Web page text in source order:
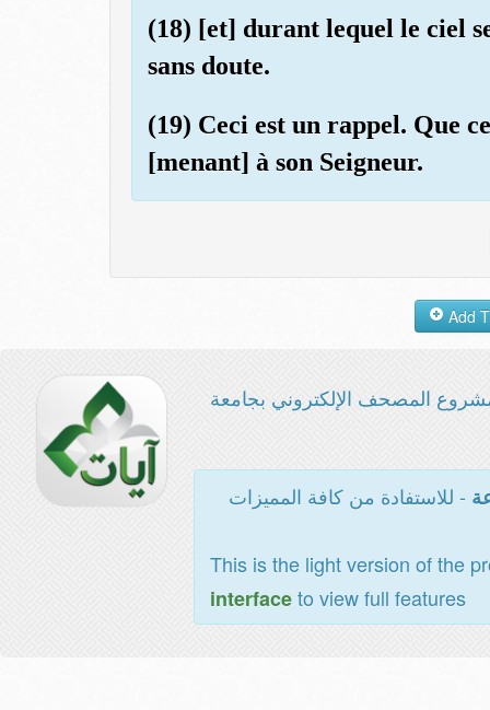
(18) [et] durant lequel le ciel
sans doute.
(19) Ceci est un rappel. Que
[menant] à son Seigneur.
المصحف الإلكتروني بجامعة
- للاستفادة من كافة المميزات
This is the light version of the
interfaceto view full features